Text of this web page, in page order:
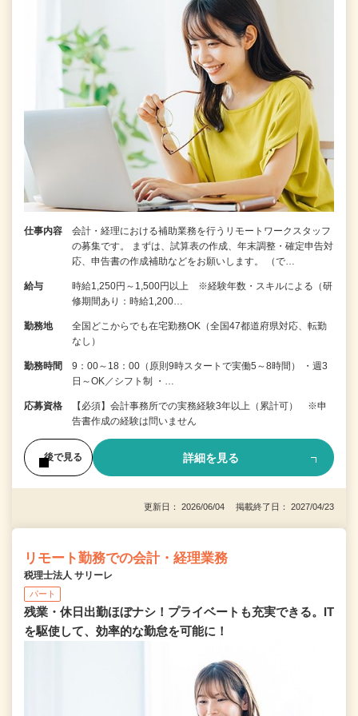
仕事内容
会計・経理における補助業務を行うリモートワークスタッフ
の募集です。 まずは、試算表の作成、年末調整・確定申告対
応、申告書の作成補助などをお願いします。 （で…
給与
時給1,250円～1,500円以上 ※経験年数・スキルによる（研
修期間あり：時給1,200…
勤務地
全国どこからでも在宅勤務OK（全国47都道府県対応、転勤
なし）
勤務時間
9：00～18：00（原則9時スタートで実働5～8時間） ・週3
日～OK／シフト制 ・…
応募資格
【必須】会計事務所での実務経験3年以上（累計可） ※申
告書作成の経験は問いません
後で見る 詳細を見る
更新日： 2026/06/04 掲載終了日： 2027/04/23
リモート勤務での会計・経理業務
税理士法人 サリーレ
パート
残業・休日出勤ほぼナシ！プライベートも充実できる。IT
を駆使して、効率的な勤怠を可能に！